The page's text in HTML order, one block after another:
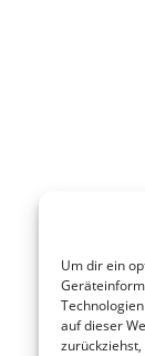
Um dir ein
auf dieser